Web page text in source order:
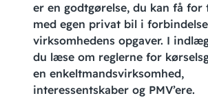
er en godtgørelse, du kan få for
med egen privat bil i
virksomhedens opgaver. I
du læse om reglerne for
en enkeltmandsvirksomhed,
interessentskaber og PMV’ere.